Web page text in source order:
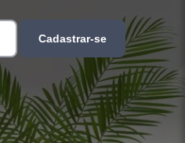
Cadastrar-se